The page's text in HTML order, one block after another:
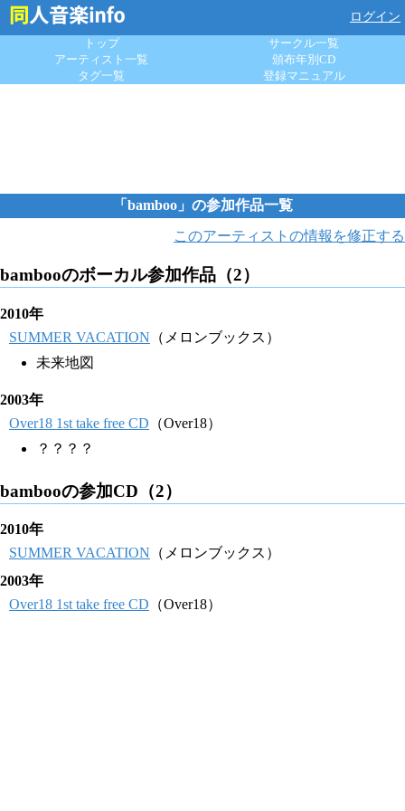
ログイン
トップ
サークル一覧
アーティスト一覧
頒布年別CD
タグ一覧
登録マニュアル
「bamboo」の参加作品一覧
このアーティストの情報を修正する
bambooのボーカル参加作品（2）
2010年
SUMMER VACATION （メロンブックス）
未来地図
2003年
Over18 1st take free CD （Over18）
？？？？
bambooの参加CD（2）
2010年
SUMMER VACATION （メロンブックス）
2003年
Over18 1st take free CD （Over18）